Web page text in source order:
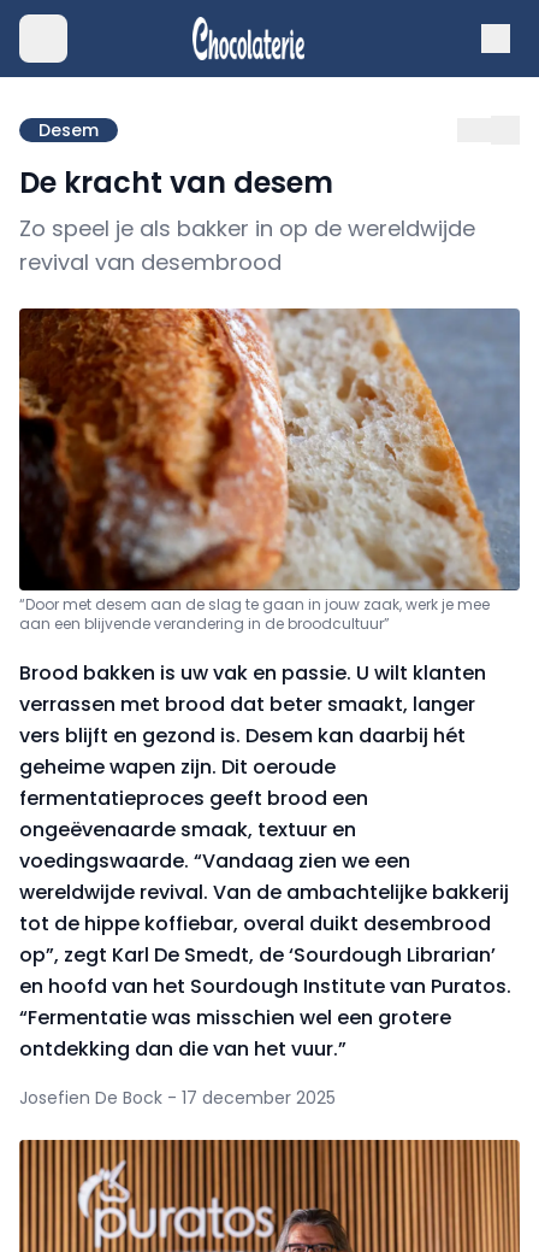
Desem
De kracht van desem
Zo speel je als bakker in op de wereldwijde
revival van desembrood
“Door met desem aan de slag te gaan in jouw zaak, werk je mee
aan een blijvende verandering in de broodcultuur”
Brood bakken is uw vak en passie. U wilt klanten
verrassen met brood dat beter smaakt, langer
vers blijft en gezond is. Desem kan daarbij hét
geheime wapen zijn. Dit oeroude
fermentatieproces geeft brood een
ongeëvenaarde smaak, textuur en
voedingswaarde. “Vandaag zien we een
wereldwijde revival. Van de ambachtelijke bakkerij
tot de hippe koffiebar, overal duikt desembrood
op”, zegt Karl De Smedt, de ‘Sourdough Librarian’
en hoofd van het Sourdough Institute van Puratos.
“Fermentatie was misschien wel een grotere
ontdekking dan die van het vuur.”
Josefien De Bock - 17 december 2025